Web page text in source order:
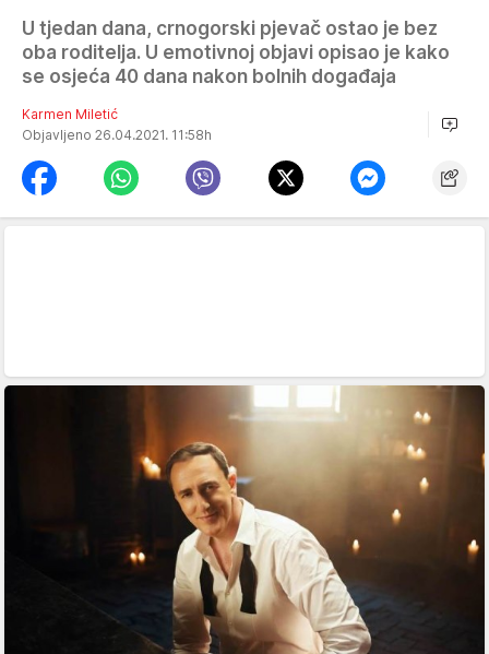
U tjedan dana, crnogorski pjevač ostao je bez
oba roditelja. U emotivnoj objavi opisao je kako
se osjeća 40 dana nakon bolnih događaja
Karmen Miletić
Objavljeno 26.04.2021. 11:58h